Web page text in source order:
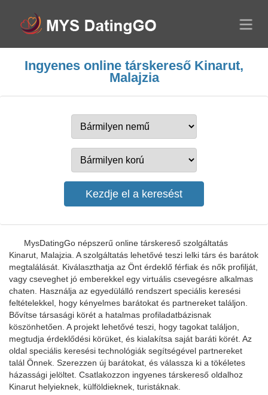
Ingyenes online társkereső Kinarut,
Malajzia
MysDatingGo népszerű online társkereső szolgáltatás
Kinarut, Malajzia. A szolgáltatás lehetővé teszi lelki társ és barátok
megtalálását. Kiválaszthatja az Önt érdeklő férfiak és nők profilját,
vagy cseveghet jó emberekkel egy virtuális csevegésre alkalmas
chaten. Használja az egyedülálló rendszert speciális keresési
feltételekkel, hogy kényelmes barátokat és partnereket találjon.
Bővítse társasági körét a hatalmas profiladatbázisnak
köszönhetően. A projekt lehetővé teszi, hogy tagokat találjon,
megtudja érdeklődési körüket, és kialakítsa saját baráti körét. Az
oldal speciális keresési technológiák segítségével partnereket
talál Önnek. Szerezzen új barátokat, és válassza ki a tökéletes
házassági jelöltet. Csatlakozzon ingyenes társkereső oldalhoz
Kinarut helyieknek, külföldieknek, turistáknak.